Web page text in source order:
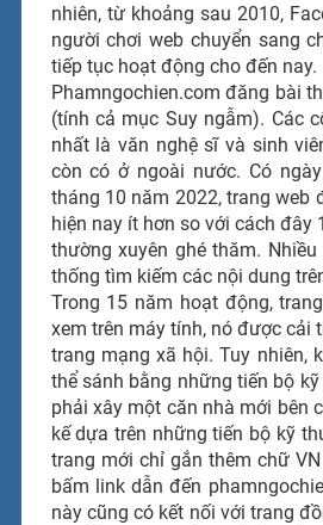
nhiên, từ khoảng sau 2010,
người chơi web chuyển sang
tiếp tục hoạt động cho đến nay.
Phamngochien.com đăng bài
(tính cả mục Suy ngẫm). Các
nhất là văn nghệ sĩ và sinh
còn có ở ngoài nước. Có
tháng 10 năm 2022, trang web
hiện nay ít hơn so với cách đây
thường xuyên ghé thăm.
thống tìm kiếm các nội dung
Trong 15 năm hoạt động,
xem trên máy tính, nó được cải
trang mạng xã hội. Tuy nhiên,
thể sánh bằng những tiến bộ
phải xây một căn nhà mới bên
kế dựa trên những tiến bộ kỹ
trang mới chỉ gắn thêm chữ
bấm link dẫn đến
này cũng có kết nối với trang